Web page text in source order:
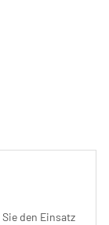
den Einsatz